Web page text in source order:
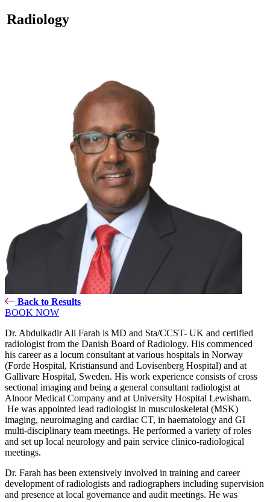
Radiology
Back to Results
BOOK NOW
Dr. Abdulkadir Ali Farah is MD and Sta/CCST- UK and certified
radiologist from the Danish Board of Radiology. His commenced
his career as a locum consultant at various hospitals in Norway
(Forde Hospital, Kristiansund and Lovisenberg Hospital) and at
Gallivare Hospital, Sweden. His work experience consists of cross
sectional imaging and being a general consultant radiologist at
Alnoor Medical Company and at University Hospital Lewisham.
He was appointed lead radiologist in musculoskeletal (MSK)
imaging, neuroimaging and cardiac CT, in haematology and GI
multi-disciplinary team meetings. He performed a variety of roles
and set up local neurology and pain service clinico-radiological
meetings.
Dr. Farah has been extensively involved in training and career
development of radiologists and radiographers including supervision
and presence at local governance and audit meetings. He was